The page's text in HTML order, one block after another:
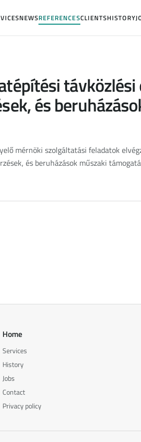
NEWSREFERENCESCLIENTSHISTORY
és
mérnöki szolgáltatási feladatok
és beruházások műszaki
Home
Services
History
Jobs
Contact
Privacy policy